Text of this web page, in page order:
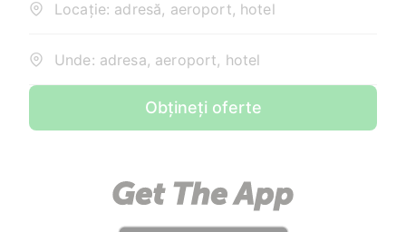
Locație: adresă, aeroport, hotel
Unde: adresa, aeroport, hotel
Obțineți oferte